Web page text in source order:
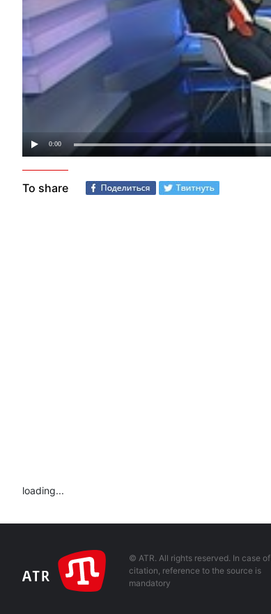
To share
loading...
© ATR. All rights reserved. In case of
citation, reference to the source is
mandatory